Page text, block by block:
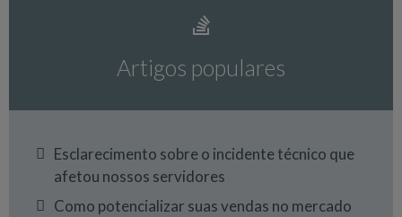
Artigos populares
Esclarecimento sobre o incidente técnico que
afetou nossos servidores
Como potencializar suas vendas no mercado